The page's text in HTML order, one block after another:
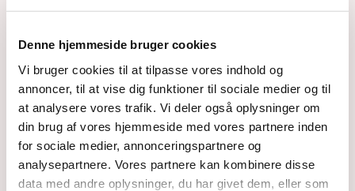
Denne hjemmeside bruger cookies
Vi bruger cookies til at tilpasse vores indhold og
annoncer, til at vise dig funktioner til sociale medier og til
at analysere vores trafik. Vi deler også oplysninger om
din brug af vores hjemmeside med vores partnere inden
for sociale medier, annonceringspartnere og
analysepartnere. Vores partnere kan kombinere disse
data med andre oplysninger, du har givet dem, eller som